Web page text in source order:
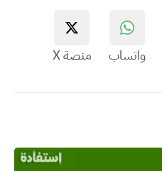
واتساب منصة X